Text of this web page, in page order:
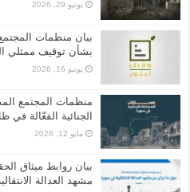
يونيو 29, 2026
بيان منظمات
بشأن توقيف ممثلي
يونيو 16, 2026
منظمات المجتمع
الجنائية الفعّالة
مايو 12, 2026
بيان روابط ميثاق
مشهد العدالة